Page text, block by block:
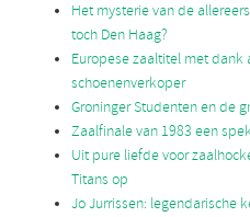
Het mysterie van de
toch Den Haag?
Europese zaaltitel met dank
schoenenverkoper
Groninger Studenten en de
Zaalfinale van 1983 een
Uit pure liefde voor
Titans op
Jo Jurrissen: legendarische